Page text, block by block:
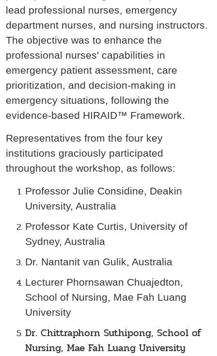
lead professional nurses, emergency
department nurses, and nursing instructors.
The objective was to enhance the
professional nurses' capabilities in
emergency patient assessment, care
prioritization, and decision-making in
emergency situations, following the
evidence-based HIRAID™ Framework.
Representatives from the four key
institutions graciously participated
throughout the workshop, as follows:
Professor Julie Considine, Deakin
University, Australia
Professor Kate Curtis, University of
Sydney, Australia
Dr. Nantanit van Gulik, Australia
Lecturer Phornsawan Chuajedton,
School of Nursing, Mae Fah Luang
University
Dr. Chittraphorn Suthipong, School of
Nursing, Mae Fah Luang University